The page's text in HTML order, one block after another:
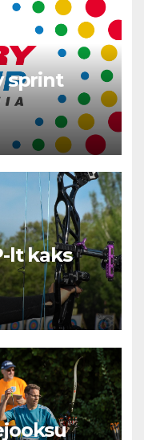
sprint
lt kaks